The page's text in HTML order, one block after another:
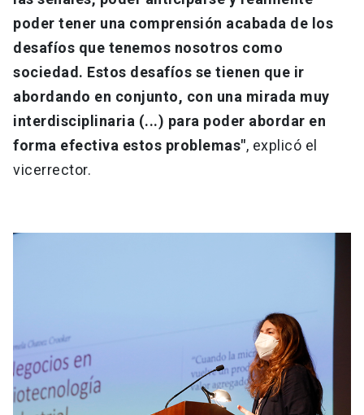
poder tener una comprensión acabada de los
desafíos que tenemos nosotros como
sociedad. Estos desafíos se tienen que ir
abordando en conjunto, con una mirada muy
interdisciplinaria (...) para poder abordar en
forma efectiva estos problemas", explicó el
vicerrector.